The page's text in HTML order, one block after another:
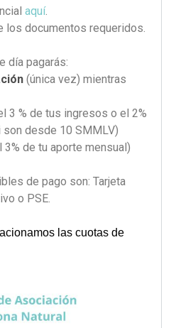
aquí.
los documentos requeridos.
día pagarás:
(única vez) mientras
3 % de tus ingresos o el 2%
desde 10 SMMLV)
3% de tu aporte mensual)
de pago son: Tarjeta
o PSE.
las cuotas de